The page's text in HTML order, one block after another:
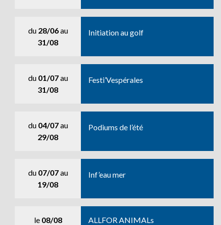
du 28/06au
31/08
Initiation au golf
du 01/07au
31/08
Festi’Vespérales
du 04/07au
29/08
Podiums de l’été
du 07/07au
19/08
Inf’eau mer
le 08/08 ALLFOR ANIMALs